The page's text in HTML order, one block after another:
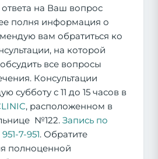
на Ваш вопрос
полня информация о
вам обратиться ко
на которой
все вопросы
Консультации
субботу с 11 до 15 часов в
, расположенном в
№122. Запись по
7-951. Обратите
полноценной